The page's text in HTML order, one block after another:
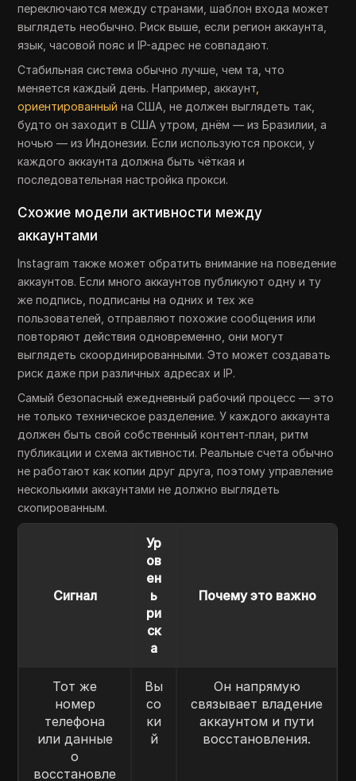
переключаются между странами, шаблон входа может
выглядеть необычно. Риск выше, если регион аккаунта,
язык, часовой пояс и IP-адрес не совпадают.
Стабильная система обычно лучше, чем та, что
меняется каждый день. Например, аккаунт
ориентированный на США, не должен выглядеть так,
будто он заходит в США утром, днём — из Бразилии, а
ночью — из Индонезии. Если используются прокси, у
каждого аккаунта должна быть чёткая и
последовательная настройка прокси.
Схожие модели активности между
аккаунтами
Instagram также может обратить внимание на поведение
аккаунтов. Если много аккаунтов публикуют одну и ту
же подпись, подписаны на одних и тех же
пользователей, отправляют похожие сообщения или
повторяют действия одновременно, они могут
выглядеть скоординированными. Это может создавать
риск даже при различных адресах и IP.
Самый безопасный ежедневный рабочий процесс — это
не только техническое разделение. У каждого аккаунта
должен быть свой собственный контент-план, ритм
публикации и схема активности. Реальные счета обычно
не работают как копии друг друга, поэтому управление
несколькими аккаунтами не должно выглядеть
скопированным.
Сигнал
Ур
ов
ен
ь
ри
ск
а
Почему это важно
Тот же
номер
телефона
или данные
о
восстановле
Вы
со
ки
й
Он напрямую
связывает владение
аккаунтом и пути
восстановления.